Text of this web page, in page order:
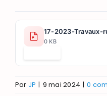
17-2023-Travaux-
0 KB
Par JP | 9 mai 2024 | 0